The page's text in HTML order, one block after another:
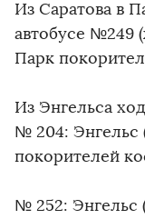
Из Саратова в
автобусе
Парк
Из Энгельса
№ 204:
покорителей
№ 252: